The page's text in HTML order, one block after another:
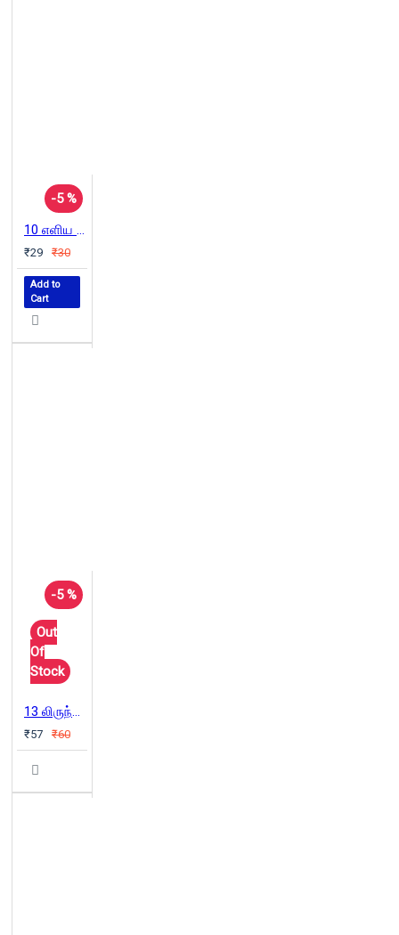
-5 %
10 எளிய வேதியியல் சோதனைகள்
₹29 ₹30
Add to
Cart
-5 %
Out
Of
Stock
13 லிருந்து 19 வரை
₹57 ₹60